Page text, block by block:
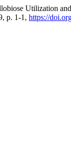
Utilization
p. 1-1, https://